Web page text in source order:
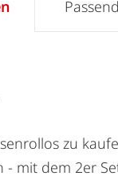
zu
- mit dem 2er